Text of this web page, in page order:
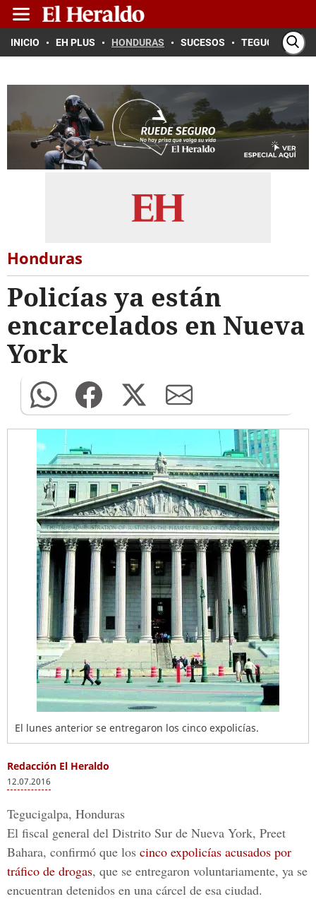
INICIO EH PLUS HONDURAS SUCESOS TEGUCIGALPA
Honduras
Policías ya están
encarcelados en Nueva
York
El lunes anterior se entregaron los cinco expolicías.
Redacción El Heraldo
12.07.2016
Tegucigalpa, Honduras
El fiscal general del Distrito Sur de Nueva York, Preet
Bahara, confirmó que los cinco expolicías acusados por
tráfico de drogas, que se entregaron voluntariamente, ya se
encuentran detenidos en una cárcel de esa ciudad.